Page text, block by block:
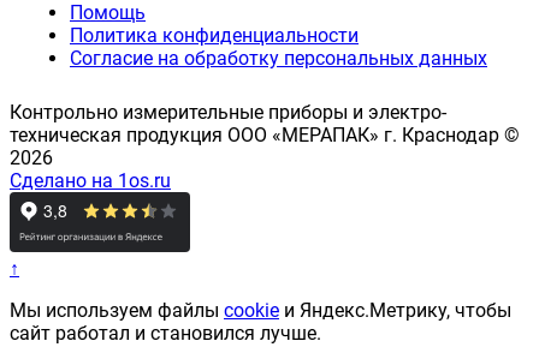
Помощь
Политика конфиденциальности
Согласие на обработку персональных данных
Контрольно измерительные приборы и электро-
техническая продукция ООО «МЕРАПАК» г. Краснодар ©
2026
Сделано на 1os.ru
↑
Мы используем файлы cookie и Яндекс.Метрику, чтобы
сайт работал и становился лучше.